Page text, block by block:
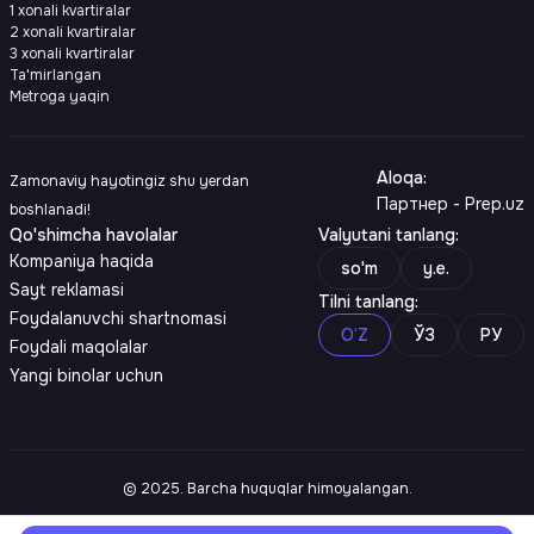
1 xonali kvartiralar
2 xonali kvartiralar
3 xonali kvartiralar
Ta'mirlangan
Metroga yaqin
Zamonaviy hayotingiz shu yerdan
boshlanadi!
Aloqa:
Партнер - Prep.uz
Qo'shimcha havolalar
Kompaniya haqida
Sayt reklamasi
Foydalanuvchi shartnomasi
Foydali maqolalar
Yangi binolar uchun
Valyutani tanlang:
so'm
y.e.
Tilni tanlang:
O‘Z
ЎЗ РУ
© 2025. Barcha huquqlar himoyalangan.